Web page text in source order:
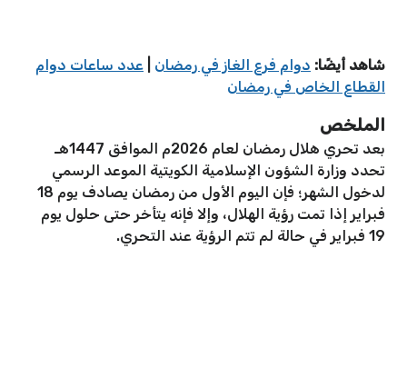
شاهد أيضًا: دوام فرع الغاز في رمضان
عدد ساعات دوام
القطاع الخاص في رمضان
الملخص
بعد تحري هلال رمضان لعام 2026م الموافق 1447هـ
تحدد وزارة الشؤون الإسلامية الكويتية الموعد الرسمي
لدخول الشهر؛ فإن اليوم الأول من رمضان يصادف يوم 18
فبراير إذا تمت رؤية الهلال، وإلا فإنه يتأخر حتى حلول يوم
19 فبراير في حالة لم تتم الرؤية عند التحري.